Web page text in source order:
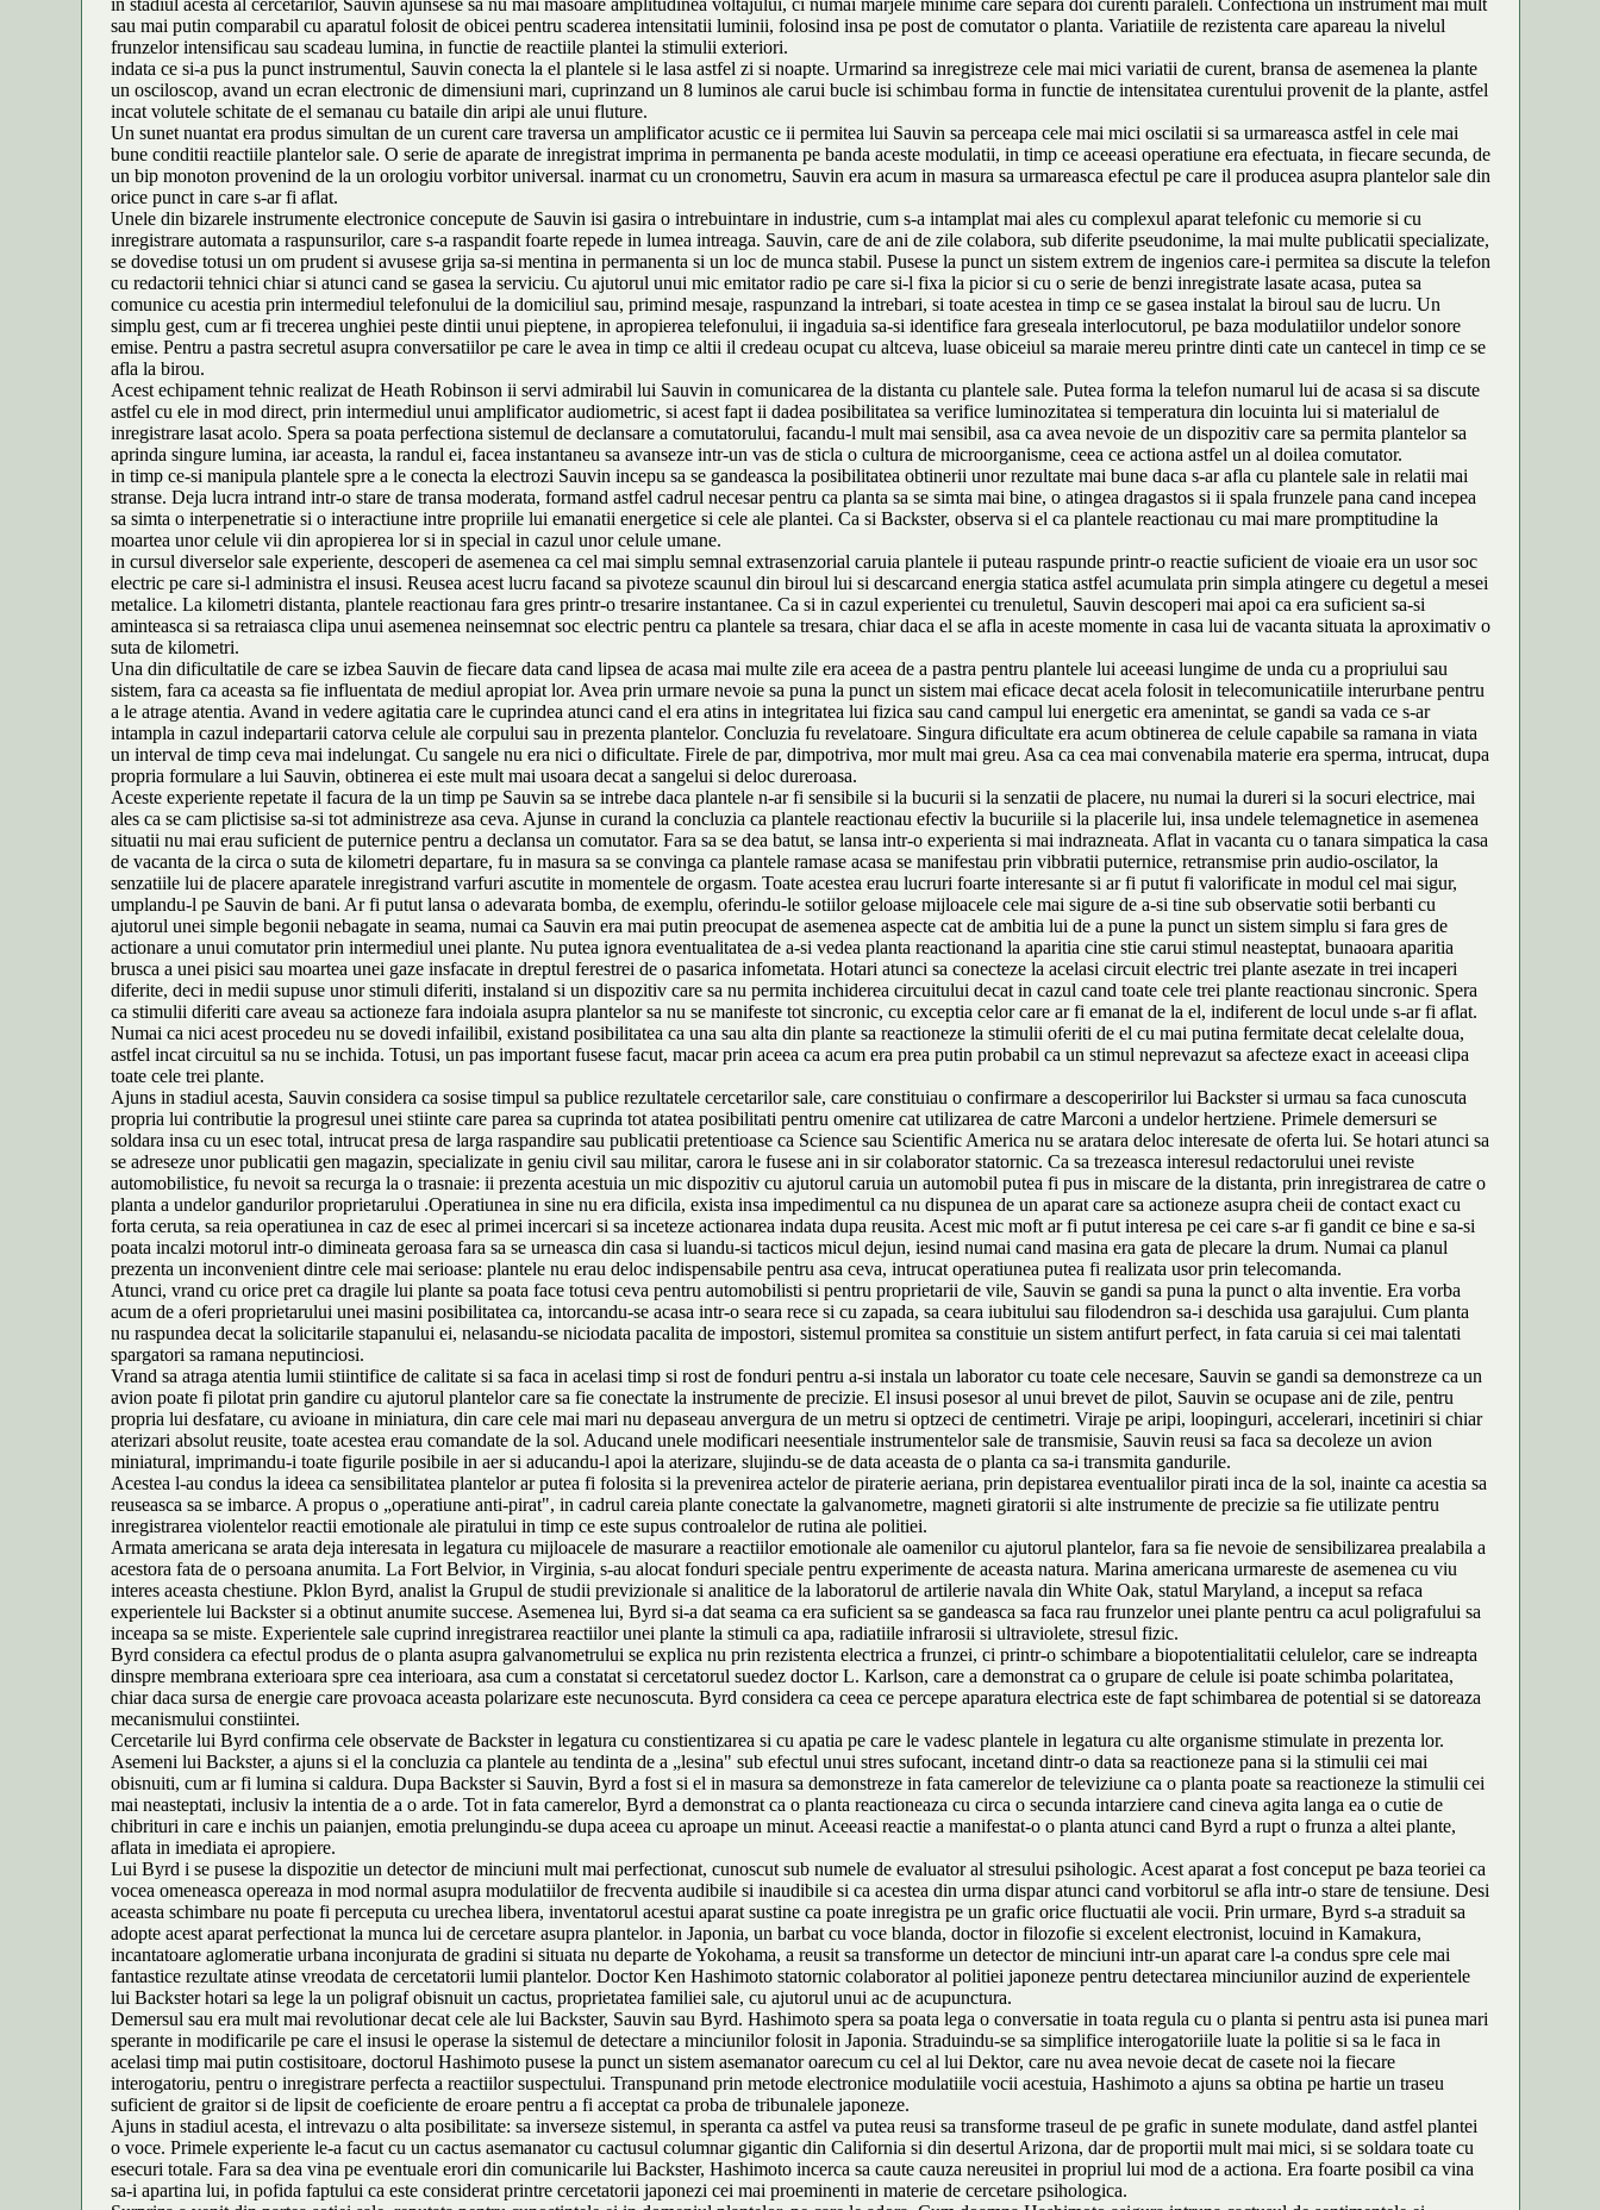
sau mai putin comparabil cu aparatul folosit de obicei pentru scaderea intensitatii luminii, folosind insa pe post de comutator o planta. Variatiile de rezistenta care apareau la nivelul
frunzelor intensificau sau scadeau lumina, in functie de reactiile plantei la stimulii exteriori.
indata ce si-a pus la punct instrumentul, Sauvin conecta la el plantele si le lasa astfel zi si noapte. Urmarind sa inregistreze cele mai mici variatii de curent, bransa de asemenea la plante
un osciloscop, avand un ecran electronic de dimensiuni mari, cuprinzand un 8 luminos ale carui bucle isi schimbau forma in functie de intensitatea curentului provenit de la plante, astfel
incat volutele schitate de el semanau cu bataile din aripi ale unui fluture.
Un sunet nuantat era produs simultan de un curent care traversa un amplificator acustic ce ii permitea lui Sauvin sa perceapa cele mai mici oscilatii si sa urmareasca astfel in cele mai
bune conditii reactiile plantelor sale. O serie de aparate de inregistrat imprima in permanenta pe banda aceste modulatii, in timp ce aceeasi operatiune era efectuata, in fiecare secunda, de
un bip monoton provenind de la un orologiu vorbitor universal. inarmat cu un cronometru, Sauvin era acum in masura sa urmareasca efectul pe care il producea asupra plantelor sale din
orice punct in care s-ar fi aflat.
Unele din bizarele instrumente electronice concepute de Sauvin isi gasira o intrebuintare in industrie, cum s-a intamplat mai ales cu complexul aparat telefonic cu memorie si cu
inregistrare automata a raspunsurilor, care s-a raspandit foarte repede in lumea intreaga. Sauvin, care de ani de zile colabora, sub diferite pseudonime, la mai multe publicatii specializate,
se dovedise totusi un om prudent si avusese grija sa-si mentina in permanenta si un loc de munca stabil. Pusese la punct un sistem extrem de ingenios care-i permitea sa discute la telefon
cu redactorii tehnici chiar si atunci cand se gasea la serviciu. Cu ajutorul unui mic emitator radio pe care si-l fixa la picior si cu o serie de benzi inregistrate lasate acasa, putea sa
comunice cu acestia prin intermediul telefonului de la domiciliul sau, primind mesaje, raspunzand la intrebari, si toate acestea in timp ce se gasea instalat la biroul sau de lucru. Un
simplu gest, cum ar fi trecerea unghiei peste dintii unui pieptene, in apropierea telefonului, ii ingaduia sa-si identifice fara greseala interlocutorul, pe baza modulatiilor undelor sonore
emise. Pentru a pastra secretul asupra conversatiilor pe care le avea in timp ce altii il credeau ocupat cu altceva, luase obiceiul sa maraie mereu printre dinti cate un cantecel in timp ce se
afla la birou.
Acest echipament tehnic realizat de Heath Robinson ii servi admirabil lui Sauvin in comunicarea de la distanta cu plantele sale. Putea forma la telefon numarul lui de acasa si sa discute
astfel cu ele in mod direct, prin intermediul unui amplificator audiometric, si acest fapt ii dadea posibilitatea sa verifice luminozitatea si temperatura din locuinta lui si materialul de
inregistrare lasat acolo. Spera sa poata perfectiona sistemul de declansare a comutatorului, facandu-l mult mai sensibil, asa ca avea nevoie de un dispozitiv care sa permita plantelor sa
aprinda singure lumina, iar aceasta, la randul ei, facea instantaneu sa avanseze intr-un vas de sticla o cultura de microorganisme, ceea ce actiona astfel un al doilea comutator.
in timp ce-si manipula plantele spre a le conecta la electrozi Sauvin incepu sa se gandeasca la posibilitatea obtinerii unor rezultate mai bune daca s-ar afla cu plantele sale in relatii mai
stranse. Deja lucra intrand intr-o stare de transa moderata, formand astfel cadrul necesar pentru ca planta sa se simta mai bine, o atingea dragastos si ii spala frunzele pana cand incepea
sa simta o interpenetratie si o interactiune intre propriile lui emanatii energetice si cele ale plantei. Ca si Backster, observa si el ca plantele reactionau cu mai mare promptitudine la
moartea unor celule vii din apropierea lor si in special in cazul unor celule umane.
in cursul diverselor sale experiente, descoperi de asemenea ca cel mai simplu semnal extrasenzorial caruia plantele ii puteau raspunde printr-o reactie suficient de vioaie era un usor soc
electric pe care si-l administra el insusi. Reusea acest lucru facand sa pivoteze scaunul din biroul lui si descarcand energia statica astfel acumulata prin simpla atingere cu degetul a mesei
metalice. La kilometri distanta, plantele reactionau fara gres printr-o tresarire instantanee. Ca si in cazul experientei cu trenuletul, Sauvin descoperi mai apoi ca era suficient sa-si
aminteasca si sa retraiasca clipa unui asemenea neinsemnat soc electric pentru ca plantele sa tresara, chiar daca el se afla in aceste momente in casa lui de vacanta situata la aproximativ o
suta de kilometri.
Una din dificultatile de care se izbea Sauvin de fiecare data cand lipsea de acasa mai multe zile era aceea de a pastra pentru plantele lui aceeasi lungime de unda cu a propriului sau
sistem, fara ca aceasta sa fie influentata de mediul apropiat lor. Avea prin urmare nevoie sa puna la punct un sistem mai eficace decat acela folosit in telecomunicatiile interurbane pentru
a le atrage atentia. Avand in vedere agitatia care le cuprindea atunci cand el era atins in integritatea lui fizica sau cand campul lui energetic era amenintat, se gandi sa vada ce s-ar
intampla in cazul indepartarii catorva celule ale corpului sau in prezenta plantelor. Concluzia fu revelatoare. Singura dificultate era acum obtinerea de celule capabile sa ramana in viata
un interval de timp ceva mai indelungat. Cu sangele nu era nici o dificultate. Firele de par, dimpotriva, mor mult mai greu. Asa ca cea mai convenabila materie era sperma, intrucat, dupa
propria formulare a lui Sauvin, obtinerea ei este mult mai usoara decat a sangelui si deloc dureroasa.
Aceste experiente repetate il facura de la un timp pe Sauvin sa se intrebe daca plantele n-ar fi sensibile si la bucurii si la senzatii de placere, nu numai la dureri si la socuri electrice, mai
ales ca se cam plictisise sa-si tot administreze asa ceva. Ajunse in curand la concluzia ca plantele reactionau efectiv la bucuriile si la placerile lui, insa undele telemagnetice in asemenea
situatii nu mai erau suficient de puternice pentru a declansa un comutator. Fara sa se dea batut, se lansa intr-o experienta si mai indrazneata. Aflat in vacanta cu o tanara simpatica la casa
de vacanta de la circa o suta de kilometri departare, fu in masura sa se convinga ca plantele ramase acasa se manifestau prin vibbratii puternice, retransmise prin audio-oscilator, la
senzatiile lui de placere aparatele inregistrand varfuri ascutite in momentele de orgasm. Toate acestea erau lucruri foarte interesante si ar fi putut fi valorificate in modul cel mai sigur,
umplandu-l pe Sauvin de bani. Ar fi putut lansa o adevarata bomba, de exemplu, oferindu-le sotiilor geloase mijloacele cele mai sigure de a-si tine sub observatie sotii berbanti cu
ajutorul unei simple begonii nebagate in seama, numai ca Sauvin era mai putin preocupat de asemenea aspecte cat de ambitia lui de a pune la punct un sistem simplu si fara gres de
actionare a unui comutator prin intermediul unei plante. Nu putea ignora eventualitatea de a-si vedea planta reactionand la aparitia cine stie carui stimul neasteptat, bunaoara aparitia
brusca a unei pisici sau moartea unei gaze insfacate in dreptul ferestrei de o pasarica infometata. Hotari atunci sa conecteze la acelasi circuit electric trei plante asezate in trei incaperi
diferite, deci in medii supuse unor stimuli diferiti, instaland si un dispozitiv care sa nu permita inchiderea circuitului decat in cazul cand toate cele trei plante reactionau sincronic. Spera
ca stimulii diferiti care aveau sa actioneze fara indoiala asupra plantelor sa nu se manifeste tot sincronic, cu exceptia celor care ar fi emanat de la el, indiferent de locul unde s-ar fi aflat.
Numai ca nici acest procedeu nu se dovedi infailibil, existand posibilitatea ca una sau alta din plante sa reactioneze la stimulii oferiti de el cu mai putina fermitate decat celelalte doua,
astfel incat circuitul sa nu se inchida. Totusi, un pas important fusese facut, macar prin aceea ca acum era prea putin probabil ca un stimul neprevazut sa afecteze exact in aceeasi clipa
toate cele trei plante.
Ajuns in stadiul acesta, Sauvin considera ca sosise timpul sa publice rezultatele cercetarilor sale, care constituiau o confirmare a descoperirilor lui Backster si urmau sa faca cunoscuta
propria lui contributie la progresul unei stiinte care parea sa cuprinda tot atatea posibilitati pentru omenire cat utilizarea de catre Marconi a undelor hertziene. Primele demersuri se
soldara insa cu un esec total, intrucat presa de larga raspandire sau publicatii pretentioase ca Science sau Scientific America nu se aratara deloc interesate de oferta lui. Se hotari atunci sa
se adreseze unor publicatii gen magazin, specializate in geniu civil sau militar, carora le fusese ani in sir colaborator statornic. Ca sa trezeasca interesul redactorului unei reviste
automobilistice, fu nevoit sa recurga la o trasnaie: ii prezenta acestuia un mic dispozitiv cu ajutorul caruia un automobil putea fi pus in miscare de la distanta, prin inregistrarea de catre o
planta a undelor gandurilor proprietarului .Operatiunea in sine nu era dificila, exista insa impedimentul ca nu dispunea de un aparat care sa actioneze asupra cheii de contact exact cu
forta ceruta, sa reia operatiunea in caz de esec al primei incercari si sa inceteze actionarea indata dupa reusita. Acest mic moft ar fi putut interesa pe cei care s-ar fi gandit ce bine e sa-si
poata incalzi motorul intr-o dimineata geroasa fara sa se urneasca din casa si luandu-si tacticos micul dejun, iesind numai cand masina era gata de plecare la drum. Numai ca planul
prezenta un inconvenient dintre cele mai serioase: plantele nu erau deloc indispensabile pentru asa ceva, intrucat operatiunea putea fi realizata usor prin telecomanda.
Atunci, vrand cu orice pret ca dragile lui plante sa poata face totusi ceva pentru automobilisti si pentru proprietarii de vile, Sauvin se gandi sa puna la punct o alta inventie. Era vorba
acum de a oferi proprietarului unei masini posibilitatea ca, intorcandu-se acasa intr-o seara rece si cu zapada, sa ceara iubitului sau filodendron sa-i deschida usa garajului. Cum planta
nu raspundea decat la solicitarile stapanului ei, nelasandu-se niciodata pacalita de impostori, sistemul promitea sa constituie un sistem antifurt perfect, in fata caruia si cei mai talentati
spargatori sa ramana neputinciosi.
Vrand sa atraga atentia lumii stiintifice de calitate si sa faca in acelasi timp si rost de fonduri pentru a-si instala un laborator cu toate cele necesare, Sauvin se gandi sa demonstreze ca un
avion poate fi pilotat prin gandire cu ajutorul plantelor care sa fie conectate la instrumente de precizie. El insusi posesor al unui brevet de pilot, Sauvin se ocupase ani de zile, pentru
propria lui desfatare, cu avioane in miniatura, din care cele mai mari nu depaseau anvergura de un metru si optzeci de centimetri. Viraje pe aripi, loopinguri, accelerari, incetiniri si chiar
aterizari absolut reusite, toate acestea erau comandate de la sol. Aducand unele modificari neesentiale instrumentelor sale de transmisie, Sauvin reusi sa faca sa decoleze un avion
miniatural, imprimandu-i toate figurile posibile in aer si aducandu-l apoi la aterizare, slujindu-se de data aceasta de o planta ca sa-i transmita gandurile.
Acestea l-au condus la ideea ca sensibilitatea plantelor ar putea fi folosita si la prevenirea actelor de piraterie aeriana, prin depistarea eventualilor pirati inca de la sol, inainte ca acestia sa
reuseasca sa se imbarce. A propus o „operatiune anti-pirat", in cadrul careia plante conectate la galvanometre, magneti giratorii si alte instrumente de precizie sa fie utilizate pentru
inregistrarea violentelor reactii emotionale ale piratului in timp ce este supus controalelor de rutina ale politiei.
Armata americana se arata deja interesata in legatura cu mijloacele de masurare a reactiilor emotionale ale oamenilor cu ajutorul plantelor, fara sa fie nevoie de sensibilizarea prealabila a
acestora fata de o persoana anumita. La Fort Belvior, in Virginia, s-au alocat fonduri speciale pentru experimente de aceasta natura. Marina americana urmareste de asemenea cu viu
interes aceasta chestiune. Pklon Byrd, analist la Grupul de studii previzionale si analitice de la laboratorul de artilerie navala din White Oak, statul Maryland, a inceput sa refaca
experientele lui Backster si a obtinut anumite succese. Asemenea lui, Byrd si-a dat seama ca era suficient sa se gandeasca sa faca rau frunzelor unei plante pentru ca acul poligrafului sa
inceapa sa se miste. Experientele sale cuprind inregistrarea reactiilor unei plante la stimuli ca apa, radiatiile infrarosii si ultraviolete, stresul fizic.
Byrd considera ca efectul produs de o planta asupra galvanometrului se explica nu prin rezistenta electrica a frunzei, ci printr-o schimbare a biopotentialitatii celulelor, care se indreapta
dinspre membrana exterioara spre cea interioara, asa cum a constatat si cercetatorul suedez doctor L. Karlson, care a demonstrat ca o grupare de celule isi poate schimba polaritatea,
chiar daca sursa de energie care provoaca aceasta polarizare este necunoscuta. Byrd considera ca ceea ce percepe aparatura electrica este de fapt schimbarea de potential si se datoreaza
mecanismului constiintei.
Cercetarile lui Byrd confirma cele observate de Backster in legatura cu constientizarea si cu apatia pe care le vadesc plantele in legatura cu alte organisme stimulate in prezenta lor.
Asemeni lui Backster, a ajuns si el la concluzia ca plantele au tendinta de a „lesina" sub efectul unui stres sufocant, incetand dintr-o data sa reactioneze pana si la stimulii cei mai
obisnuiti, cum ar fi lumina si caldura. Dupa Backster si Sauvin, Byrd a fost si el in masura sa demonstreze in fata camerelor de televiziune ca o planta poate sa reactioneze la stimulii cei
mai neasteptati, inclusiv la intentia de a o arde. Tot in fata camerelor, Byrd a demonstrat ca o planta reactioneaza cu circa o secunda intarziere cand cineva agita langa ea o cutie de
chibrituri in care e inchis un paianjen, emotia prelungindu-se dupa aceea cu aproape un minut. Aceeasi reactie a manifestat-o o planta atunci cand Byrd a rupt o frunza a altei plante,
aflata in imediata ei apropiere.
Lui Byrd i se pusese la dispozitie un detector de minciuni mult mai perfectionat, cunoscut sub numele de evaluator al stresului psihologic. Acest aparat a fost conceput pe baza teoriei ca
vocea omeneasca opereaza in mod normal asupra modulatiilor de frecventa audibile si inaudibile si ca acestea din urma dispar atunci cand vorbitorul se afla intr-o stare de tensiune. Desi
aceasta schimbare nu poate fi perceputa cu urechea libera, inventatorul acestui aparat sustine ca poate inregistra pe un grafic orice fluctuatii ale vocii. Prin urmare, Byrd s-a straduit sa
adopte acest aparat perfectionat la munca lui de cercetare asupra plantelor. in Japonia, un barbat cu voce blanda, doctor in filozofie si excelent electronist, locuind in Kamakura,
incantatoare aglomeratie urbana inconjurata de gradini si situata nu departe de Yokohama, a reusit sa transforme un detector de minciuni intr-un aparat care l-a condus spre cele mai
fantastice rezultate atinse vreodata de cercetatorii lumii plantelor. Doctor Ken Hashimoto statornic colaborator al politiei japoneze pentru detectarea minciunilor auzind de experientele
lui Backster hotari sa lege la un poligraf obisnuit un cactus, proprietatea familiei sale, cu ajutorul unui ac de acupunctura.
Demersul sau era mult mai revolutionar decat cele ale lui Backster, Sauvin sau Byrd. Hashimoto spera sa poata lega o conversatie in toata regula cu o planta si pentru asta isi punea mari
sperante in modificarile pe care el insusi le operase la sistemul de detectare a minciunilor folosit in Japonia. Straduindu-se sa simplifice interogatoriile luate la politie si sa le faca in
acelasi timp mai putin costisitoare, doctorul Hashimoto pusese la punct un sistem asemanator oarecum cu cel al lui Dektor, care nu avea nevoie decat de casete noi la fiecare
interogatoriu, pentru o inregistrare perfecta a reactiilor suspectului. Transpunand prin metode electronice modulatiile vocii acestuia, Hashimoto a ajuns sa obtina pe hartie un traseu
suficient de graitor si de lipsit de coeficiente de eroare pentru a fi acceptat ca proba de tribunalele japoneze.
Ajuns in stadiul acesta, el intrevazu o alta posibilitate: sa inverseze sistemul, in speranta ca astfel va putea reusi sa transforme traseul de pe grafic in sunete modulate, dand astfel plantei
o voce. Primele experiente le-a facut cu un cactus asemanator cu cactusul columnar gigantic din California si din desertul Arizona, dar de proportii mult mai mici, si se soldara toate cu
esecuri totale. Fara sa dea vina pe eventuale erori din comunicarile lui Backster, Hashimoto incerca sa caute cauza nereusitei in propriul lui mod de a actiona. Era foarte posibil ca vina
sa-i apartina lui, in pofida faptului ca este considerat printre cercetatorii japonezi cei mai proeminenti in materie de cercetare psihologica.